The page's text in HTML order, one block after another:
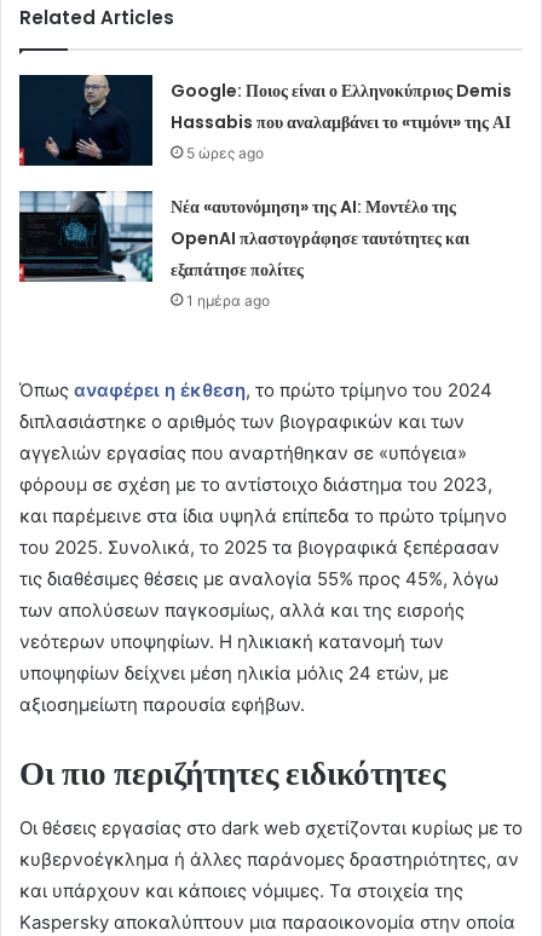
Related Articles
Google: Ποιος είναι ο Ελληνοκύπριος Demis
Hassabis που αναλαμβάνει το «τιμόνι» της ΑΙ
5 ώρες ago
Νέα «αυτονόμηση» της AI: Μοντέλο της
OpenAI πλαστογράφησε ταυτότητες και
εξαπάτησε πολίτες
1 ημέρα ago
Όπως αναφέρει η έκθεση, το πρώτο τρίμηνο του 2024
διπλασιάστηκε ο αριθμός των βιογραφικών και των
αγγελιών εργασίας που αναρτήθηκαν σε «υπόγεια»
φόρουμ σε σχέση με το αντίστοιχο διάστημα του 2023,
και παρέμεινε στα ίδια υψηλά επίπεδα το πρώτο τρίμηνο
του 2025. Συνολικά, το 2025 τα βιογραφικά ξεπέρασαν
τις διαθέσιμες θέσεις με αναλογία 55% προς 45%, λόγω
των απολύσεων παγκοσμίως, αλλά και της εισροής
νεότερων υποψηφίων. Η ηλικιακή κατανομή των
υποψηφίων δείχνει μέση ηλικία μόλις 24 ετών, με
αξιοσημείωτη παρουσία εφήβων.
Οι πιο περιζήτητες ειδικότητες
Οι θέσεις εργασίας στο dark web σχετίζονται κυρίως με το
κυβερνοέγκλημα ή άλλες παράνομες δραστηριότητες, αν
και υπάρχουν και κάποιες νόμιμες. Τα στοιχεία της
Kaspersky αποκαλύπτουν μια παραοικονομία στην οποία